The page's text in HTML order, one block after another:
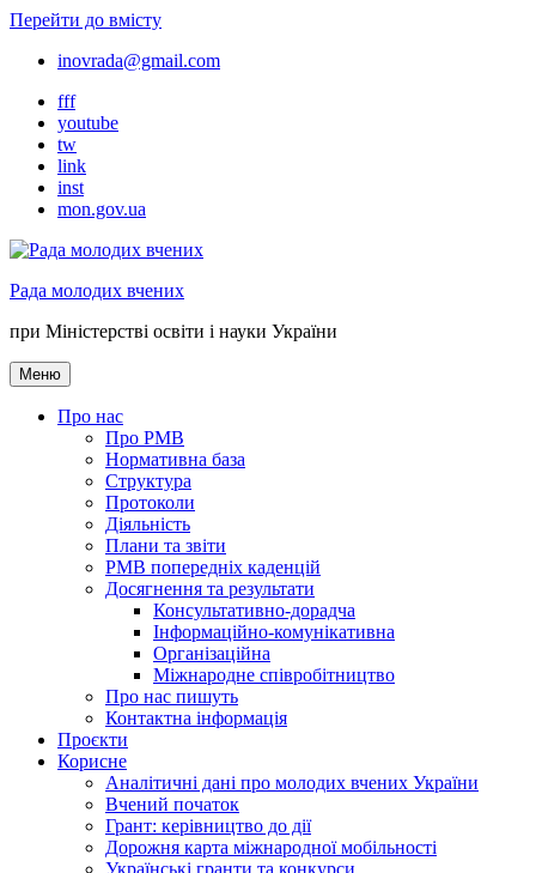
Перейти до вмісту
inovrada@gmail.com
fff
youtube
tw
link
inst
mon.gov.ua
Рада молодих вчених
при Міністерстві освіти і науки України
Меню
Про нас
Про РМВ
Нормативна база
Cтруктура
Протоколи
Діяльність
Плани та звіти
РМВ попередніх каденцій
Досягнення та результати
Консультативно-дорадча
Інформаційно-комунікативна
Організаційна
Міжнародне співробітництво
Про нас пишуть
Контактна інформація
Проєкти
Корисне
Аналітичні дані про молодих вчених України
Вчений початок
Грант: керівництво до дії
Дорожня карта міжнародної мобільності
Українські гранти та конкурси